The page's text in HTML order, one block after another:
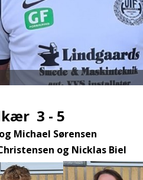
3 - 5
Michael Sørensen
og Nicklas Biel